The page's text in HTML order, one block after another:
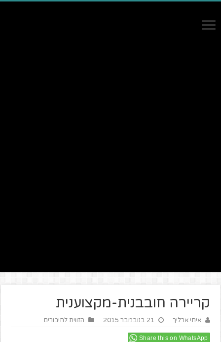
קריירה חובבנית-מקצוענית
איתי ארליך 21 בנובמבר 2015 הזווית לחיבורים
Share this on WhatsApp